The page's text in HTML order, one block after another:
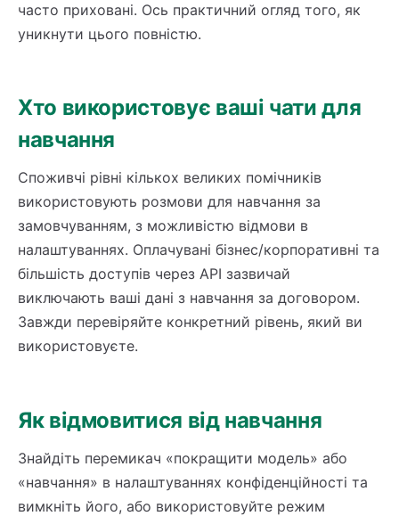
часто приховані. Ось практичний огляд того, як
уникнути цього повністю.
Хто використовує ваші чати для
навчання
Споживчі рівні кількох великих помічників
використовують розмови для навчання за
замовчуванням, з можливістю відмови в
налаштуваннях. Оплачувані бізнес/корпоративні та
більшість доступів через API зазвичай
виключають ваші дані з навчання за договором.
Завжди перевіряйте конкретний рівень, який ви
використовуєте.
Як відмовитися від навчання
Знайдіть перемикач «покращити модель» або
«навчання» в налаштуваннях конфіденційності та
вимкніть його, або використовуйте режим